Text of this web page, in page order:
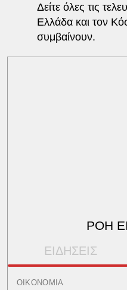
Δείτε όλες τις
Ελλάδα και τον
συμβαίνουν.
ΡΟΗ
ΕΙΔΗΣΕΙΣ
ΟΙΚΟΝΟΜΙΑ